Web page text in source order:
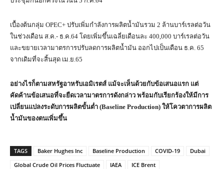
เบื้องต้นกลุ่ม OPEC+ ปรับเพิ่มกำลังการผลิตน้ำมันรวม 2 ล้านบาร์เรลต่อวัน
ในช่วงเดือน ส.ค.- ธ.ค.64 โดยเพิ่มขึ้นเฉลี่ยเดือนละ 400,000 บาร์เรลต่อวัน
และขยายเวลามาตรการปรับลดการผลิตน้ำมัน ออกไปเป็นเดือน ธ.ค. 65
จากเดิมที่จะสิ้นสุด เม.ย.65
อย่างไรก็ตามสหรัฐอาหรับเอมิเรตส์ แม้จะเห็นด้วยกับข้อเสนอแรก แต่
คัดค้านข้อเสนอที่จะยืดเวลามาตรการดังกล่าว พร้อมกับเรียกร้องให้มีการ
เปลี่ยนแปลงระดับการผลิตขั้นต่ำ (Baseline Production) ให้โควตาการผลิต
น้ำมันของตนเพิ่มขึ้น
TAGS Baker Hughes Inc Baseline Production COVID-19
Dubai
Global Crude Oil Prices Fluctuate
IAEA
ICE Brent